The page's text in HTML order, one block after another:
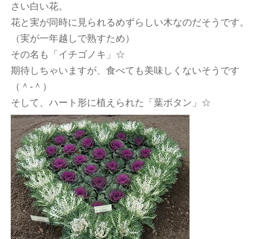
さい白い花。
花と実が同時に見られるめずらしい木なのだそうです。
（実が一年越しで熟すため）
その名も「イチゴノキ」☆
期待しちゃいますが、食べても美味しくないそうです
（＾-＾）
そして、ハート形に植えられた「葉ボタン」☆